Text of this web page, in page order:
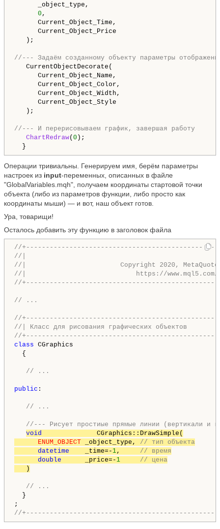
_object_type,
0 ,
Current_Object_Time,
Current_Object_Price
);
//--- Задаём созданному объекту параметры
CurrentObjectDecorate(
Current_Object_Name,
Current_Object_Color,
Current_Object_Width,
Current_Object_Style
);
//--- И перерисовываем график, завершая работу
ChartRedraw( 0 );
}
Операции тривиальны. Генерируем имя, берём параметры
настроек из input-переменных, описанных в файле
"GlobalVariables.mqh", получаем координаты стартовой точки
объекта (либо из параметров функции, либо просто как
координаты мыши) — и вот, наш объект готов.
Ура, товарищи!
Осталось добавить эту функцию в заголовок файла
//
//
//|                        Copyright 2020,
//|                            https://
//
// ...
//
//| Класс для рисования графических объектов
//
class CGraphics
{
// ...
public :
// ...
//--- Рисует простиые прямые линии (вертикали и
void CGraphics::DrawSimple(
ENUM_OBJECT _object_type, // тип объекта
datetime _time=- 1, // время
double _price=- 1
// цена
)
// ...
}
//